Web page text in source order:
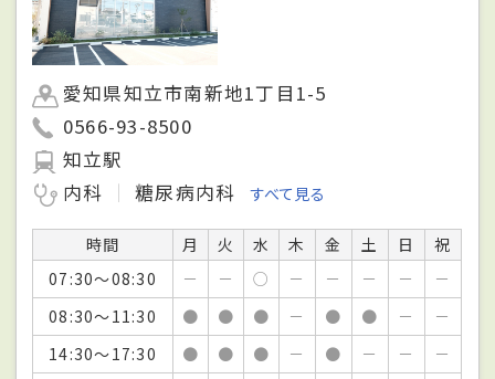
愛知県知立市南新地1丁目1-5
0566-93-8500
知立駅
内科
糖尿病内科 すべて見る
時間 月 火 水 木 金 土 日
祝
07:30～08:30
－ － ○ － － － －
－
08:30～11:30
● ● ● － ● ● －
－
14:30～17:30
● ● ● － ● － －
－